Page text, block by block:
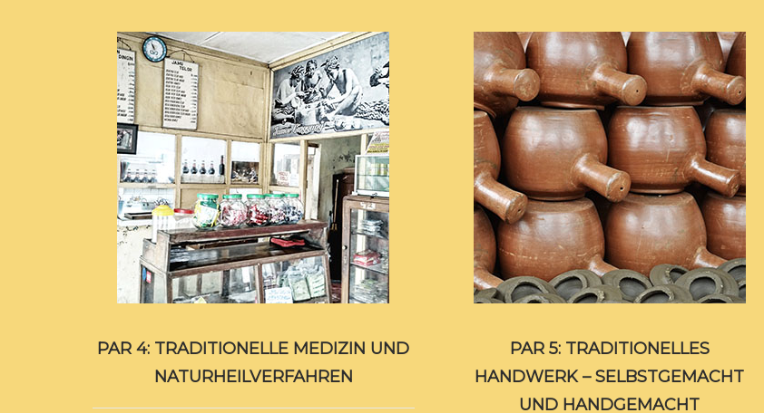
PAR 4: TRADITIONELLE MEDIZIN UND
NATURHEILVERFAHREN
PAR 5: TRADITIONELLES
HANDWERK – SELBSTGEMACHT
UND HANDGEMACHT